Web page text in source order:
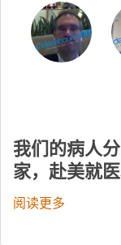
我们的病人
家，赴美就
阅读更多